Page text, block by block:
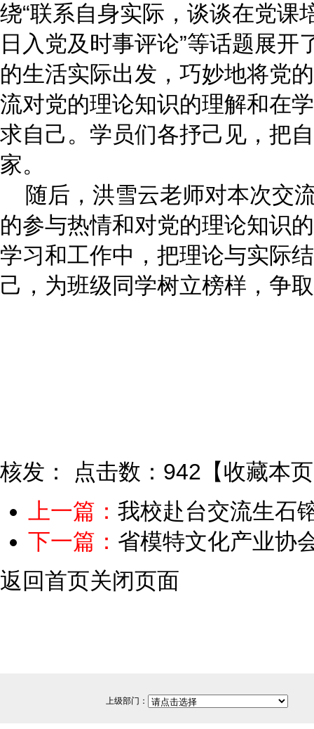
绕“联系自身实际，谈谈在党课
日入党及时事评论”等话题展
的生活实际出发，巧妙地将党
流对党的理论知识的理解和在
求自己。学员们各抒己见，把
家。
随后，洪雪云老师对本次交
的参与热情和对党的理论知识
学习和工作中，把理论与实际
己，为班级同学树立榜样，争
核发： 点击数：942 【收藏本页
上一篇： 我校赴台交流生石
下一篇： 省模特文化产业协
返回首页关闭页面
上级部门：